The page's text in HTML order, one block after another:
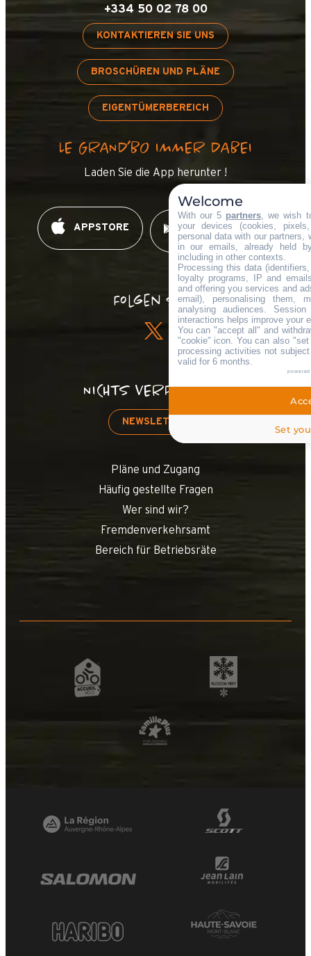
+334 50 02 78 00
KONTAKTIEREN SIE UNS
BROSCHÜREN UND PLÄNE
EIGENTÜMERBEREICH
LE GRAND’BO IMMER DABEI
Laden Sie die App herunter !
APPSTORE GOOGLE PLAY
Folgen Sie !
NICHTS VERPASSEN!
NEWSLETTER
Pläne und Zugang
Häufig gestellte Fragen
Wer sind wir?
Fremdenverkehrsamt
Bereich für Betriebsräte
Welcome
With our 5 partners , we wish
your devices (cookies,
personal data with our partners,
in our emails, already held
including in other contexts.
Processing this data
loyalty programs, IP and
and offering you services and
email), personalising them,
analysing audiences.
interactions helps improve your
You can "accept all" and
"cookie" icon . You can also
processing activities not
valid for 6 months.
Set